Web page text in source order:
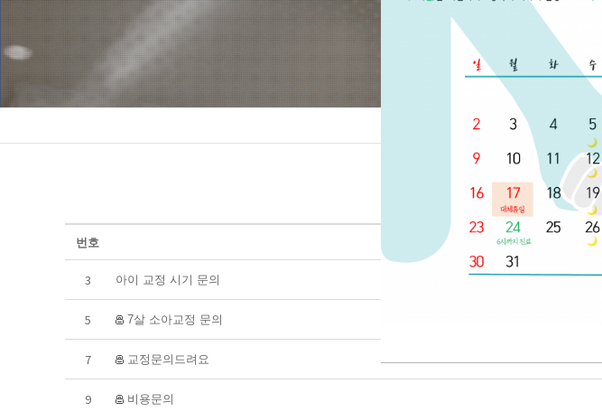
공지사항 카카오톡 상담
번호 제목
3 아이 교정 시기 문의
5 7살 소아교정 문의
7 교정문의드려요
9 비용문의